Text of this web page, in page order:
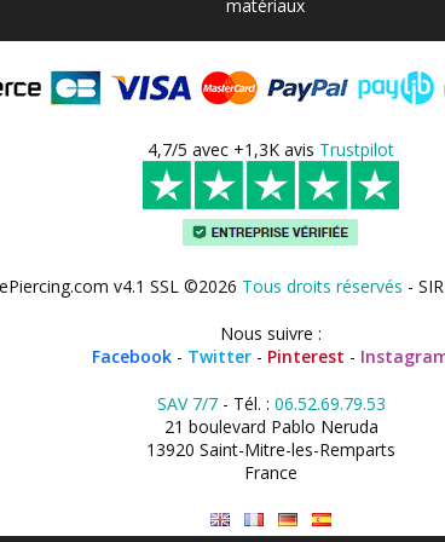
matériaux
4,7/5 avec +1,3K avis Trustpilot
v4.1 SSL ©2026 Tous droits réservés -
Nous suivre :
Facebook - Twitter - Pinterest -
SAV 7/7- Tél. : 06.52.69.79.53
21 boulevard Pablo Neruda
13920 Saint-Mitre-les-Remparts
France